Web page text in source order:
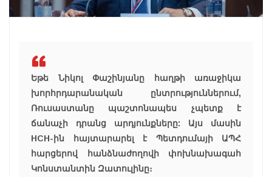
Եթե Նիկոլ Փաշինյանը հաղթի առաջիկա
խորհրդարանական ընտրություններում,
Ռուսաստանը պաշտոնապես չպետք է
ճանաչի դրանց արդյունքները: Այս մասին
НСН-ին հայտարարել է Պետդումայի ԱՊՀ
հարցերով հանձնաժողովի փոխնախագահ
Կոնստանտին Զատուլինը։